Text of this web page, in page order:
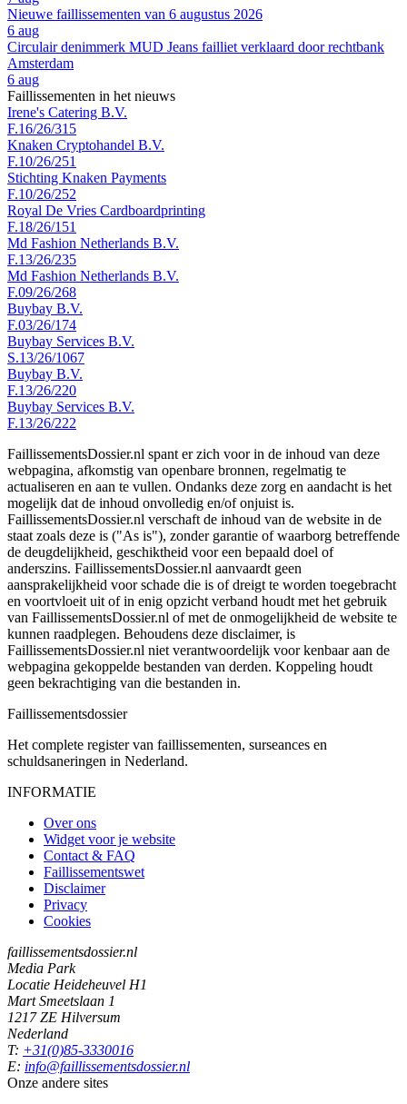
Nieuwe faillissementen van 6 augustus 2026
6 aug
Circulair denimmerk MUD Jeans failliet verklaard door rechtbank
Amsterdam
6 aug
Faillissementen in het nieuws
Irene's Catering B.V.
F.16/26/315
Knaken Cryptohandel B.V.
F.10/26/251
Stichting Knaken Payments
F.10/26/252
Royal De Vries Cardboardprinting
F.18/26/151
Md Fashion Netherlands B.V.
F.13/26/235
Md Fashion Netherlands B.V.
F.09/26/268
Buybay B.V.
F.03/26/174
Buybay Services B.V.
S.13/26/1067
Buybay B.V.
F.13/26/220
Buybay Services B.V.
F.13/26/222
FaillissementsDossier.nl spant er zich voor in de inhoud van deze
webpagina, afkomstig van openbare bronnen, regelmatig te
actualiseren en aan te vullen. Ondanks deze zorg en aandacht is het
mogelijk dat de inhoud onvolledig en/of onjuist is.
FaillissementsDossier.nl verschaft de inhoud van de website in de
staat zoals deze is ("As is"), zonder garantie of waarborg betreffende
de deugdelijkheid, geschiktheid voor een bepaald doel of
anderszins. FaillissementsDossier.nl aanvaardt geen
aansprakelijkheid voor schade die is of dreigt te worden toegebracht
en voortvloeit uit of in enig opzicht verband houdt met het gebruik
van FaillissementsDossier.nl of met de onmogelijkheid de website te
kunnen raadplegen. Behoudens deze disclaimer, is
FaillissementsDossier.nl niet verantwoordelijk voor kenbaar aan de
webpagina gekoppelde bestanden van derden. Koppeling houdt
geen bekrachtiging van die bestanden in.
Faillissementsdossier
Het complete register van faillissementen, surseances en
schuldsaneringen in Nederland.
INFORMATIE
Over ons
Widget voor je website
Contact & FAQ
Faillissementswet
Disclaimer
Privacy
Cookies
faillissementsdossier.nl
Media Park
Locatie Heideheuvel H1
Mart Smeetslaan 1
1217 ZE Hilversum
Nederland
T: +31(0)85-3330016
E: info@faillissementsdossier.nl
Onze andere sites